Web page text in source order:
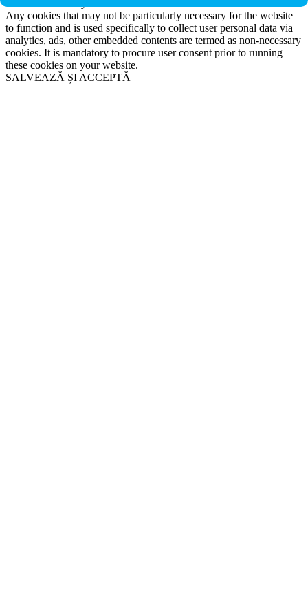
Any cookies that may not be particularly necessary for the website
to function and is used specifically to collect user personal data via
analytics, ads, other embedded contents are termed as non-necessary
cookies. It is mandatory to procure user consent prior to running
these cookies on your website.
SALVEAZĂ ȘI ACCEPTĂ